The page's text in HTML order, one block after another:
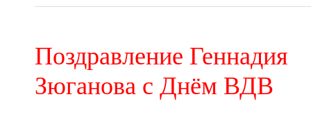
Поздравление Геннадия
Зюганова с Днём ВДВ